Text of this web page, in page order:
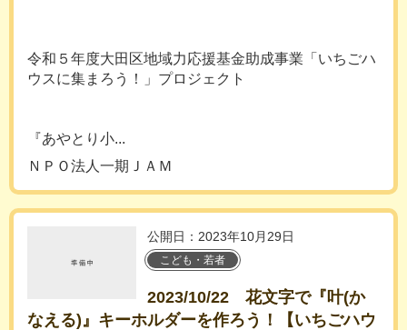
令和５年度大田区地域力応援基金助成事業「いちごハ
ウスに集まろう！」プロジェクト
『あやとり小...
ＮＰＯ法人一期ＪＡＭ
公開日：2023年10月29日
こども・若者
2023/10/22 花文字で『叶(か
なえる)』キーホルダーを作ろう！【いちごハウ